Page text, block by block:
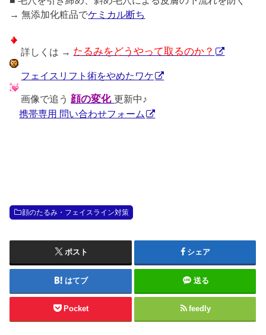
→ 無添加化粧品でケミカル断ち
詳しくは → たるみをどうやって取るのか？
フェイスリフト術をやめたワケ
画像で追う 顔の変化更新中♪
携帯専用 問い合わせフォーム
顔のたるみ・フェイスライン対策
ポスト シェア
はてブ 送る
Pocket feedly